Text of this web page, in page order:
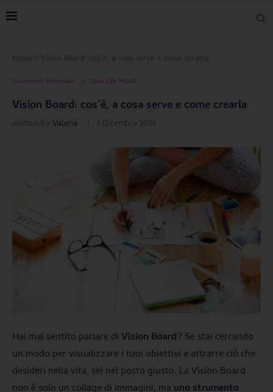
Vision Board: cos’è, a cosa serve e come crearla
Evoluzione Personale Slow Life Mood
Vision Board: cos’è, a cosa serve e come crearla
written by Valeria 7 Dicembre 2024
Hai mai sentito parlare di Vision Board? Se stai cercando
un modo per visualizzare i tuoi obiettivi e attrarre ciò che
desideri nella vita, sei nel posto giusto. La Vision Board